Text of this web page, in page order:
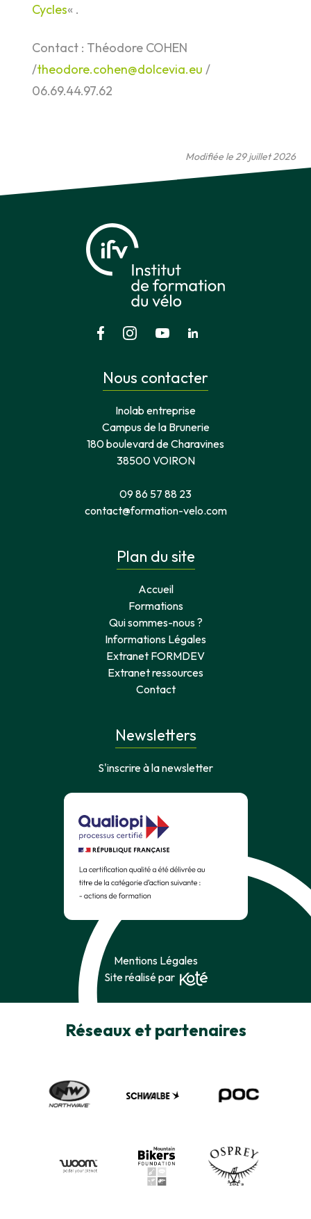
Cycles« .
Contact : Théodore COHEN
/theodore.cohen@dolcevia.eu /
06.69.44.97.62
Modifiée le 29 juillet 2026
Nous contacter
Inolab entreprise
Campus de la Brunerie
180 boulevard de Charavines
38500 VOIRON
09 86 57 88 23
contact@formation-velo.com
Plan du site
Accueil
Formations
Qui sommes-nous ?
Informations Légales
Extranet FORMDEV
Extranet ressources
Contact
Newsletters
S'inscrire à la newsletter
Mentions Légales
Site réalisé par
Réseaux et partenaires